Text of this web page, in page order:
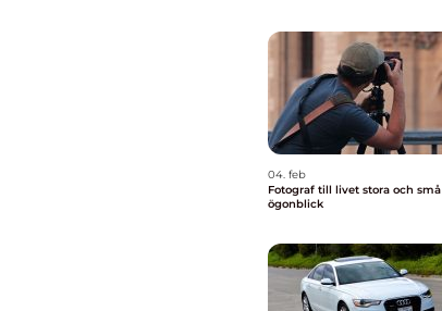
04. feb
Fotograf till livet stora och små
ögonblick